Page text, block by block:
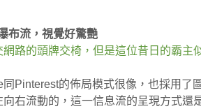
布流，視覺好驚艷
路的頭牌交椅，但是這位昔日的霸主
Pinterest的佈局模式很像，也採用了
右流動的，這一信息流的呈現方式還